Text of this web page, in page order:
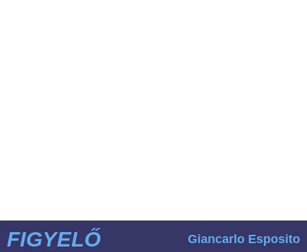
FIGYELŐ Giancarlo Esposito